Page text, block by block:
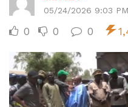
05/24/2026 9:03 PM
0 0 0